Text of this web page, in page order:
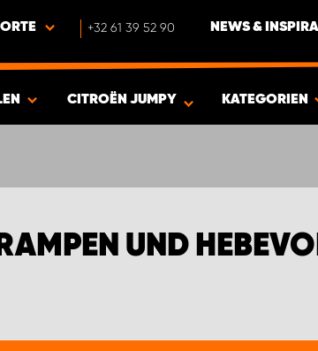
+32 61 39 52 90 NEWS &
CITROËN JUMPY KATEGORIEN
UND